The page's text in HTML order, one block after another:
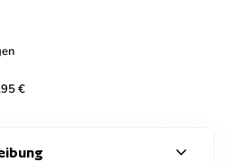
€
expand_more